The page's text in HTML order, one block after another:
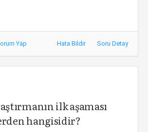
Yap Hata Bildir Soru Detay
ilk aşaması
hangisidir?